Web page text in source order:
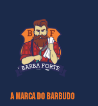
A MARCA DO BARBUDO